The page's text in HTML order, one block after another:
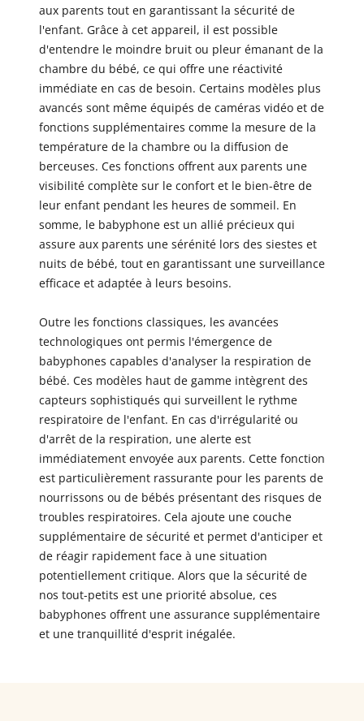
aux parents tout en garantissant la sécurité de
l'enfant. Grâce à cet appareil, il est possible
d'entendre le moindre bruit ou pleur émanant de la
chambre du bébé, ce qui offre une réactivité
immédiate en cas de besoin. Certains modèles plus
avancés sont même équipés de caméras vidéo et de
fonctions supplémentaires comme la mesure de la
température de la chambre ou la diffusion de
berceuses. Ces fonctions offrent aux parents une
visibilité complète sur le confort et le bien-être de
leur enfant pendant les heures de sommeil. En
somme, le babyphone est un allié précieux qui
assure aux parents une sérénité lors des siestes et
nuits de bébé, tout en garantissant une surveillance
efficace et adaptée à leurs besoins.
Outre les fonctions classiques, les avancées
technologiques ont permis l'émergence de
babyphones capables d'analyser la respiration de
bébé. Ces modèles haut de gamme intègrent des
capteurs sophistiqués qui surveillent le rythme
respiratoire de l'enfant. En cas d'irrégularité ou
d'arrêt de la respiration, une alerte est
immédiatement envoyée aux parents. Cette fonction
est particulièrement rassurante pour les parents de
nourrissons ou de bébés présentant des risques de
troubles respiratoires. Cela ajoute une couche
supplémentaire de sécurité et permet d'anticiper et
de réagir rapidement face à une situation
potentiellement critique. Alors que la sécurité de
nos tout-petits est une priorité absolue, ces
babyphones offrent une assurance supplémentaire
et une tranquillité d'esprit inégalée.